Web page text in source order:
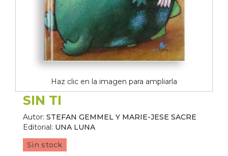
Haz clic en la imagen para ampliarla
SIN TI
Autor: STEFAN GEMMEL Y MARIE-JESE SACRE
Editorial: UNA LUNA
Sin stock